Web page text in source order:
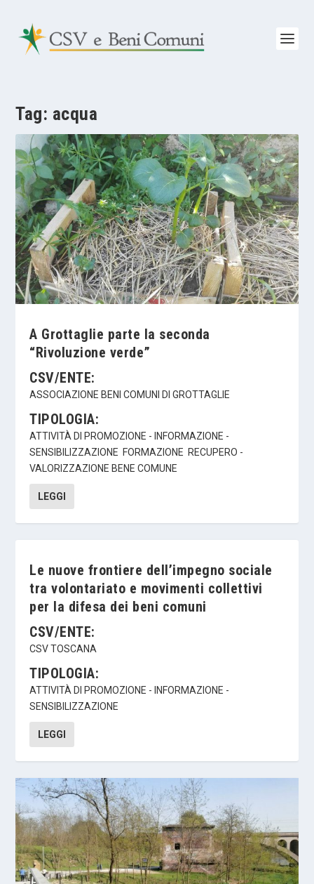
Tag: acqua
A Grottaglie parte la seconda
“Rivoluzione verde”
CSV/ENTE:
ASSOCIAZIONE BENI COMUNI DI GROTTAGLIE
TIPOLOGIA:
ATTIVITÀ DI PROMOZIONE - INFORMAZIONE -
SENSIBILIZZAZIONE FORMAZIONE RECUPERO -
VALORIZZAZIONE BENE COMUNE
LEGGI
Le nuove frontiere dell’impegno sociale
tra volontariato e movimenti collettivi
per la difesa dei beni comuni
CSV/ENTE:
CSV TOSCANA
TIPOLOGIA:
ATTIVITÀ DI PROMOZIONE - INFORMAZIONE -
SENSIBILIZZAZIONE
LEGGI